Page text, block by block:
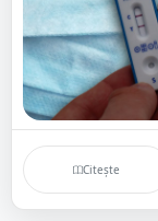
Citește